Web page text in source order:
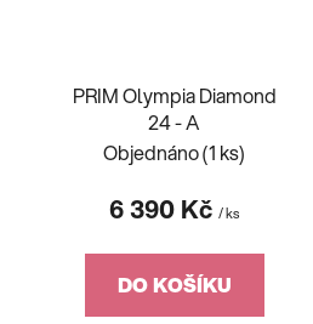
PRIM Olympia Diamond
24 - A
Objednáno(1 ks)
6 390 Kč / ks
DO KOŠÍKU